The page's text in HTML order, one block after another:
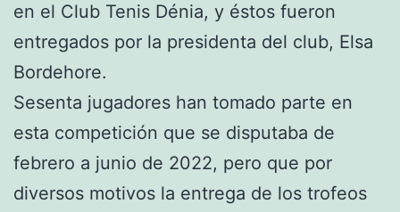
en el Club Tenis Dénia, y éstos fueron
entregados por la presidenta del club, Elsa
Bordehore.
Sesenta jugadores han tomado parte en
esta competición que se disputaba de
febrero a junio de 2022, pero que por
diversos motivos la entrega de los trofeos